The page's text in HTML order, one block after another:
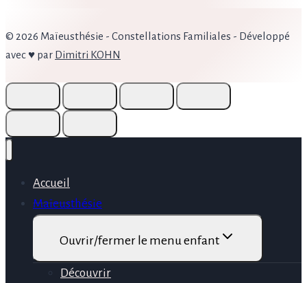
© 2026 Maïeusthésie - Constellations Familiales - Développé
avec ♥ par Dimitri KOHN
Accueil
Maïeusthésie
Ouvrir/fermer le menu enfant
Découvrir